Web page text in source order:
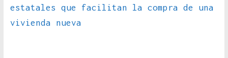
estatales que facilitan la compra de una
vivienda nueva